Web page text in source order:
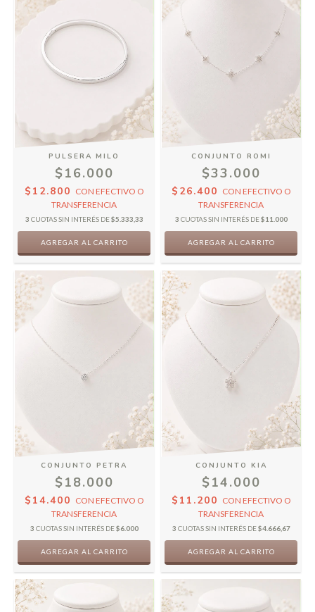
PULSERA MILO
$16.000
$12.800 CON EFECTIVO O
TRANSFERENCIA
3 CUOTAS SIN INTERÉS DE$5.333,33
CONJUNTO ROMI
$33.000
$26.400 CON EFECTIVO O
TRANSFERENCIA
3 CUOTAS SIN INTERÉS DE$11.000
CONJUNTO PETRA
$18.000
$14.400 CON EFECTIVO O
TRANSFERENCIA
3 CUOTAS SIN INTERÉS DE$6.000
CONJUNTO KIA
$14.000
$11.200 CON EFECTIVO O
TRANSFERENCIA
3 CUOTAS SIN INTERÉS DE$4.666,67